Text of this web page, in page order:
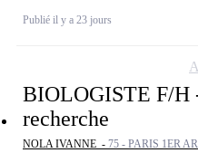
Publié il y a 23 jours
BIOLOGISTE F/H
recherche
NOLA IVANNE - 75 - PARIS 1ER